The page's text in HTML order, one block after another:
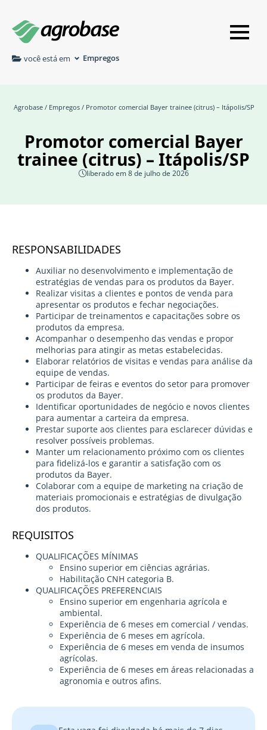
você está em Empregos
Agrobase / Empregos / Promotor comercial Bayer trainee (citrus) – Itápolis/SP
Promotor comercial Bayer
trainee (citrus) – Itápolis/SP
liberado em 8 de julho de 2026
RESPONSABILIDADES
Auxiliar no desenvolvimento e implementação de
estratégias de vendas para os produtos da Bayer.
Realizar visitas a clientes e pontos de venda para
apresentar os produtos e fechar negociações.
Participar de treinamentos e capacitações sobre os
produtos da empresa.
Acompanhar o desempenho das vendas e propor
melhorias para atingir as metas estabelecidas.
Elaborar relatórios de visitas e vendas para análise da
equipe de vendas.
Participar de feiras e eventos do setor para promover
os produtos da Bayer.
Identificar oportunidades de negócio e novos clientes
para aumentar a carteira da empresa.
Prestar suporte aos clientes para esclarecer dúvidas e
resolver possíveis problemas.
Manter um relacionamento próximo com os clientes
para fidelizá-los e garantir a satisfação com os
produtos da Bayer.
Colaborar com a equipe de marketing na criação de
materiais promocionais e estratégias de divulgação
dos produtos.
REQUISITOS
QUALIFICAÇÕES MÍNIMAS
Ensino superior em ciências agrárias.
Habilitação CNH categoria B.
QUALIFICAÇÕES PREFERENCIAIS
Ensino superior em engenharia agrícola e
ambiental.
Experiência de 6 meses em comercial / vendas.
Experiência de 6 meses em agrícola.
Experiência de 6 meses em venda de insumos
agrícolas.
Experiência de 6 meses em áreas relacionadas a
agronomia e outros afins.